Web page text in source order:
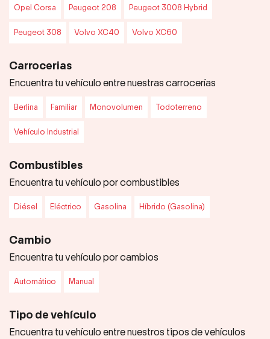
Opel Corsa Peugeot 208 Peugeot 3008 Hybrid
Peugeot 308 Volvo XC40 Volvo XC60
Carrocerias
Encuentra tu vehículo entre nuestras carrocerías
Berlina Familiar Monovolumen Todoterreno
Vehículo Industrial
Combustibles
Encuentra tu vehículo por combustibles
Diésel Eléctrico Gasolina Híbrido (Gasolina)
Cambio
Encuentra tu vehículo por cambios
Automático Manual
Tipo de vehículo
Encuentra tu vehículo entre nuestros tipos de vehículos